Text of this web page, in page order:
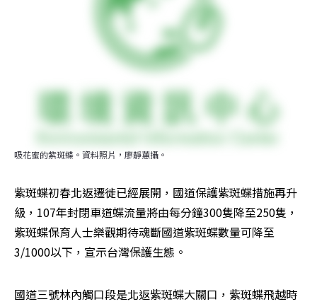
吸花蜜的紫斑蝶。資料照片，廖靜蕙攝。
紫斑蝶初春北返遷徙已經展開，國道保護紫斑蝶措施再升
級，107年封閉車道蝶流量將由每分鐘300隻降至250隻，
紫斑蝶保育人士樂觀期待魂斷國道紫斑蝶數量可降至
3/1000以下，宣示台灣保護生態。
國道三號林內觸口段是北返紫斑蝶大關口，紫斑蝶飛越時